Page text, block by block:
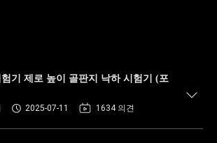
기 제로 높이 골판지 낙하 시험기 (포
2025-07-11 1634 의견